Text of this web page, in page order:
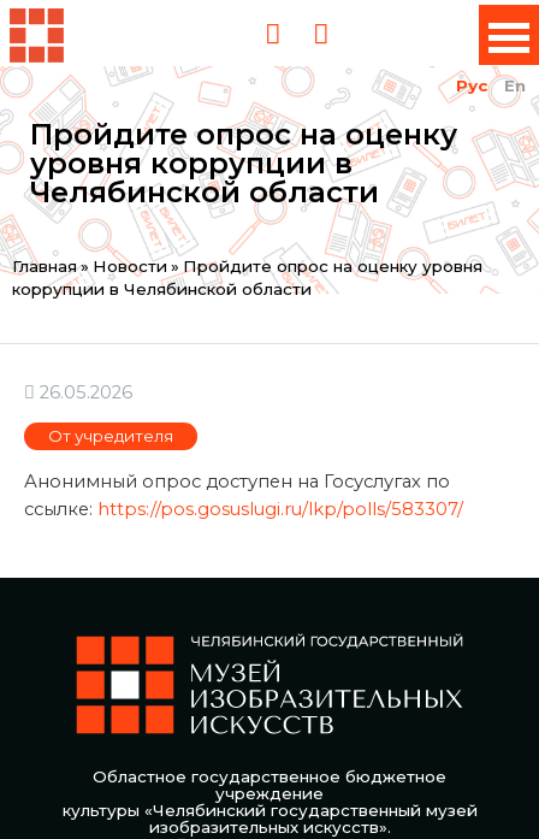
Рус En
Пройдите опрос на оценку
уровня коррупции в
Челябинской области
Вы
здесь
Главная» Новости » Пройдите опрос на оценку уровня
коррупции в Челябинской области
26.05.2026
От учредителя
Анонимный опрос доступен на Госуслугах по
ссылке: https://pos.gosuslugi.ru/lkp/polls/583307/
Областное государственное бюджетное
учреждение
культуры «Челябинский государственный музей
изобразительных искусств».